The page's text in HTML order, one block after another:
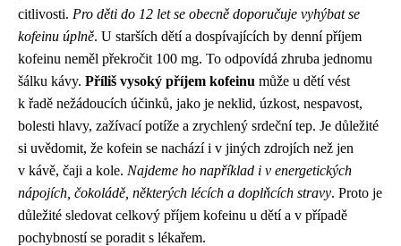
citlivosti. Pro děti do 12 let se obecně doporučuje vyhýbat se
kofeinu úplně. U starších dětí a dospívajících by denní příjem
kofeinu neměl překročit 100 mg. To odpovídá zhruba jednomu
šálku kávy. Příliš vysoký příjem kofeinu může u dětí vést
k řadě nežádoucích účinků, jako je neklid, úzkost, nespavost,
bolesti hlavy, zažívací potíže a zrychlený srdeční tep. Je důležité
si uvědomit, že kofein se nachází i v jiných zdrojích než jen
v kávě, čaji a kole. Najdeme ho například i v energetických
nápojích, čokoládě, některých lécích a doplňcích stravy. Proto je
důležité sledovat celkový příjem kofeinu u dětí a v případě
pochybností se poradit s lékařem.